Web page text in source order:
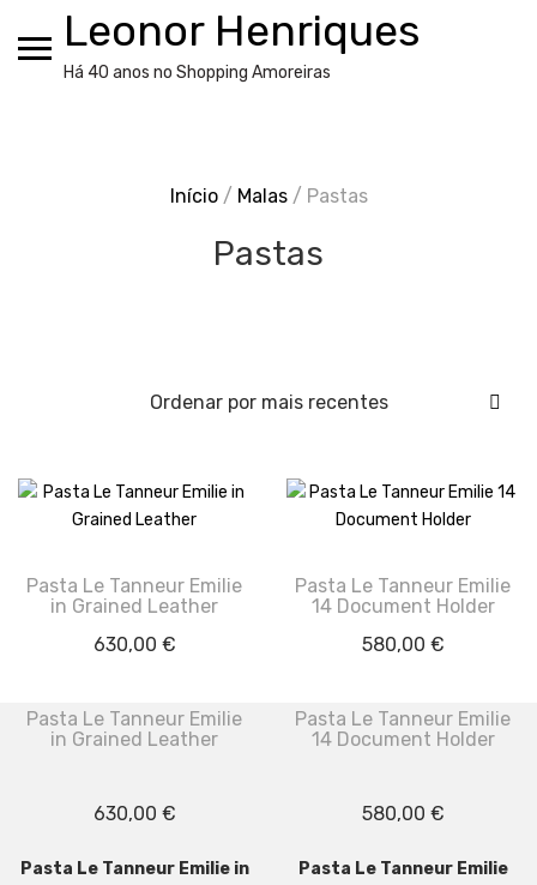
Leonor Henriques
Há 40 anos no Shopping Amoreiras
Início/ Malas/ Pastas
Pastas
Pasta Le Tanneur Emilie
in Grained Leather
630,00 €
Pasta Le Tanneur Emilie
in Grained Leather
630,00 €
Pasta Le Tanneur Emilie in
Pasta Le Tanneur Emilie
14 Document Holder
580,00 €
Pasta Le Tanneur Emilie
14 Document Holder
580,00 €
Pasta Le Tanneur Emilie